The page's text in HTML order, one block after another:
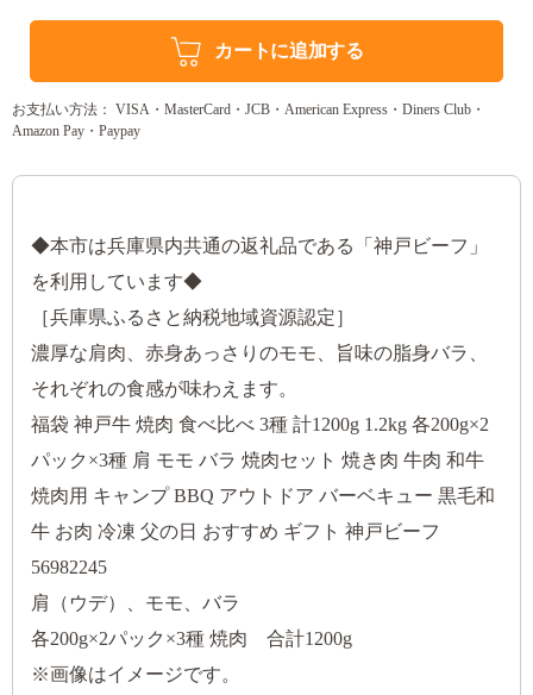
カートに追加する
お支払い方法： VISA・MasterCard・JCB・American Express・Diners Club・
Amazon Pay・Paypay
◆本市は兵庫県内共通の返礼品である「神戸ビーフ」
を利用しています◆
［兵庫県ふるさと納税地域資源認定］
濃厚な肩肉、赤身あっさりのモモ、旨味の脂身バラ、
それぞれの食感が味わえます。
福袋 神戸牛 焼肉 食べ比べ 3種 計1200g 1.2kg 各200g×2
パック×3種 肩 モモ バラ 焼肉セット 焼き肉 牛肉 和牛
焼肉用 キャンプ BBQ アウトドア バーベキュー 黒毛和
牛 お肉 冷凍 父の日 おすすめ ギフト 神戸ビーフ
56982245
肩（ウデ）、モモ、バラ
各200g×2パック×3種 焼肉 合計1200g
※画像はイメージです。